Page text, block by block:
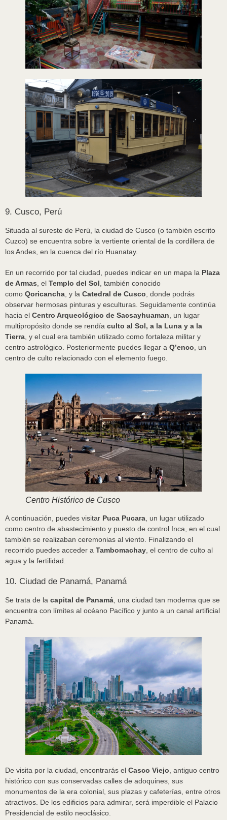
9. Cusco, Perú
Situada al sureste de Perú, la ciudad de Cusco (o también escrito
Cuzco) se encuentra sobre la vertiente oriental de la cordillera de
los Andes, en la cuenca del río Huanatay.
En un recorrido por tal ciudad, puedes indicar en un mapa la Plaza
de Armas, el Templo del Sol, también conocido
como Qoricancha, y la Catedral de Cusco, donde podrás
observar hermosas pinturas y esculturas. Seguidamente continúa
hacia el Centro Arqueológico de Sacsayhuaman, un lugar
multipropósito donde se rendía culto al Sol, a la Luna y a la
Tierra, y el cual era también utilizado como fortaleza militar y
centro astrológico. Posteriormente puedes llegar a Q’enco, un
centro de culto relacionado con el elemento fuego.
Centro Histórico de Cusco
A continuación, puedes visitar Puca Pucara, un lugar utilizado
como centro de abastecimiento y puesto de control Inca, en el cual
también se realizaban ceremonias al viento. Finalizando el
recorrido puedes acceder a Tambomachay, el centro de culto al
agua y la fertilidad.
10. Ciudad de Panamá, Panamá
Se trata de la capital de Panamá, una ciudad tan moderna que se
encuentra con límites al océano Pacífico y junto a un canal artificial
Panamá.
De visita por la ciudad, encontrarás el Casco Viejo, antiguo centro
histórico con sus conservadas calles de adoquines, sus
monumentos de la era colonial, sus plazas y cafeterías, entre otros
atractivos. De los edificios para admirar, será imperdible el Palacio
Presidencial de estilo neoclásico.